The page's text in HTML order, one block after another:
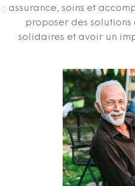
: assurance, soins et
proposer des solutions
solidaires et avoir un